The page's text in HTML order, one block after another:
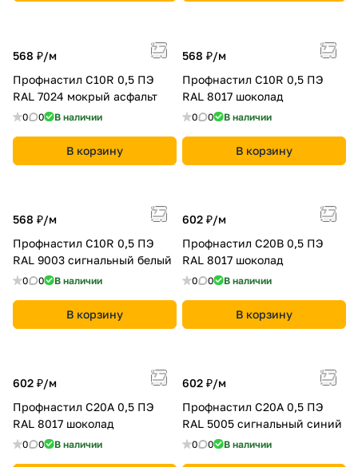
568 ₽/м
Профнастил С10R 0,5 ПЭ
RAL 7024 мокрый асфальт
0 0 В наличии
В корзину
568 ₽/м
Профнастил С10R 0,5 ПЭ
RAL 8017 шоколад
0 0 В наличии
В корзину
568 ₽/м
Профнастил С10R 0,5 ПЭ
RAL 9003 сигнальный белый
0 0 В наличии
В корзину
602 ₽/м
Профнастил С20B 0,5 ПЭ
RAL 8017 шоколад
0 0 В наличии
В корзину
602 ₽/м
Профнастил С20A 0,5 ПЭ
RAL 8017 шоколад
0 0 В наличии
602 ₽/м
Профнастил С20A 0,5 ПЭ
RAL 5005 сигнальный синий
0 0 В наличии